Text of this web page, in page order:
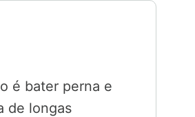
é bater perna e
de longas